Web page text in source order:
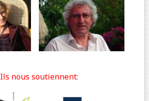
Ils nous soutiennent: